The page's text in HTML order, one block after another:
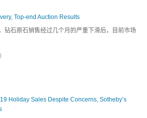
Top-end Auction Results
钻石原石销售经过几个月的严重下滑后，目前市场
Holiday Sales Despite Concerns, Sotheby’s